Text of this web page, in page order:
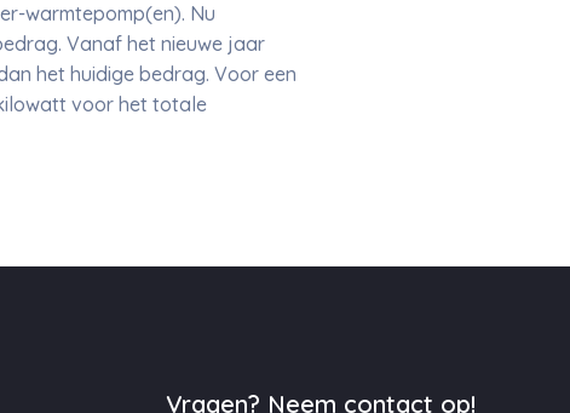
warmtepomp(en). Nu
Vanaf het nieuwe jaar
het huidige bedrag. Voor een
voor het totale
Vragen? Neem contact op!